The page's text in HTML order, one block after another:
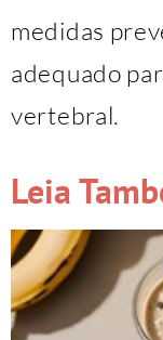
medidas
adequado
vertebral.
Leia